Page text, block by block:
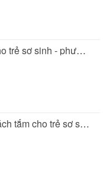
Tắm nắng cho trẻ sơ sinh - phương pháp...
Tường tận cách tắm cho trẻ sơ sinh đúng...